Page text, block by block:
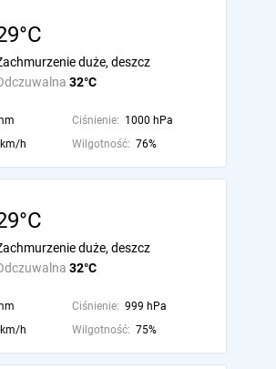
32°C
duże, deszcz
Ciśnienie: 1000 hPa
h Wilgotność: 76%
32°C
duże, deszcz
Ciśnienie: 999 hPa
h Wilgotność: 75%